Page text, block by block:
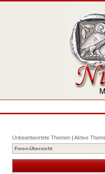
Unbeantwortete Themen | Aktive
Foren-Übersicht